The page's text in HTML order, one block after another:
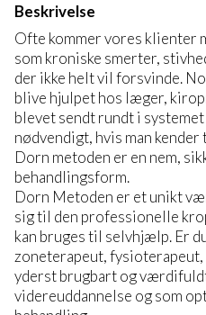
Beskrivelse
Ofte kommer vores klienter
som kroniske smerter,
der ikke helt vil forsvinde.
blive hjulpet hos læger,
blevet sendt rundt i
nødvendigt, hvis man
Dorn metoden er en nem,
behandlingsform.
Dorn Metoden er et unikt
sig til den professionelle
kan bruges til selvhjælp. Er
zoneterapeut,
yderst brugbart og
videreuddannelse og som